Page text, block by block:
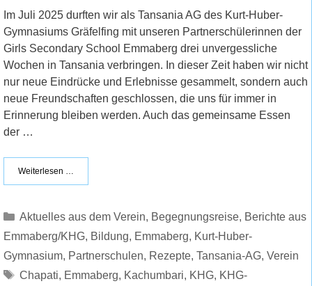
Im Juli 2025 durften wir als Tansania AG des Kurt-Huber-
Gymnasiums Gräfelfing mit unseren Partnerschülerinnen der
Girls Secondary School Emmaberg drei unvergessliche
Wochen in Tansania verbringen. In dieser Zeit haben wir nicht
nur neue Eindrücke und Erlebnisse gesammelt, sondern auch
neue Freundschaften geschlossen, die uns für immer in
Erinnerung bleiben werden. Auch das gemeinsame Essen
der …
Weiterlesen …
Kategorien
Aktuelles aus dem Verein, Begegnungsreise, Berichte aus
Emmaberg/KHG, Bildung, Emmaberg, Kurt-Huber-
Gymnasium, Partnerschulen, Rezepte, Tansania-AG, Verein
Schlagwörter
Chapati, Emmaberg, Kachumbari, KHG, KHG-